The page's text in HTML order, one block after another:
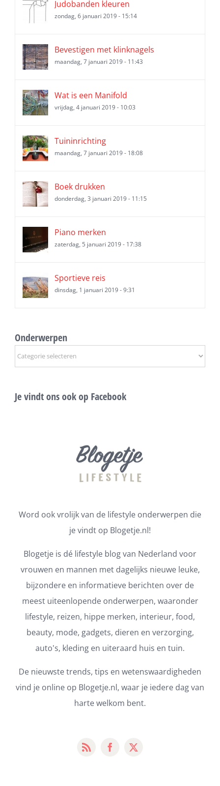
Judobanden kleuren
zondag, 6 januari 2019 - 15:14
Bevestigen met klinknagels
maandag, 7 januari 2019 - 11:43
Wat is een Manifold
vrijdag, 4 januari 2019 - 10:03
Tuininrichting
maandag, 7 januari 2019 - 18:08
Boek drukken
donderdag, 3 januari 2019 - 11:15
Piano merken
zaterdag, 5 januari 2019 - 17:38
Sportieve reis
dinsdag, 1 januari 2019 - 9:31
Onderwerpen
Onderwerpen
Je vindt ons ook op Facebook
Word ook vrolijk van de lifestyle onderwerpen die
je vindt op Blogetje.nl!
Blogetje is dé lifestyle blog van Nederland voor
vrouwen en mannen met dagelijks nieuwe leuke,
bijzondere en informatieve berichten over de
meest uiteenlopende onderwerpen, waaronder
lifestyle, reizen, hippe merken, interieur, food,
beauty, mode, gadgets, dieren en verzorging,
auto's, kleding en uiteraard huis en tuin.
De nieuwste trends, tips en wetenswaardigheden
vind je online op Blogetje.nl, waar je iedere dag van
harte welkom bent.